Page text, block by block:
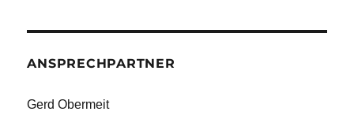
ANSPRECHPARTNER
Gerd Obermeit